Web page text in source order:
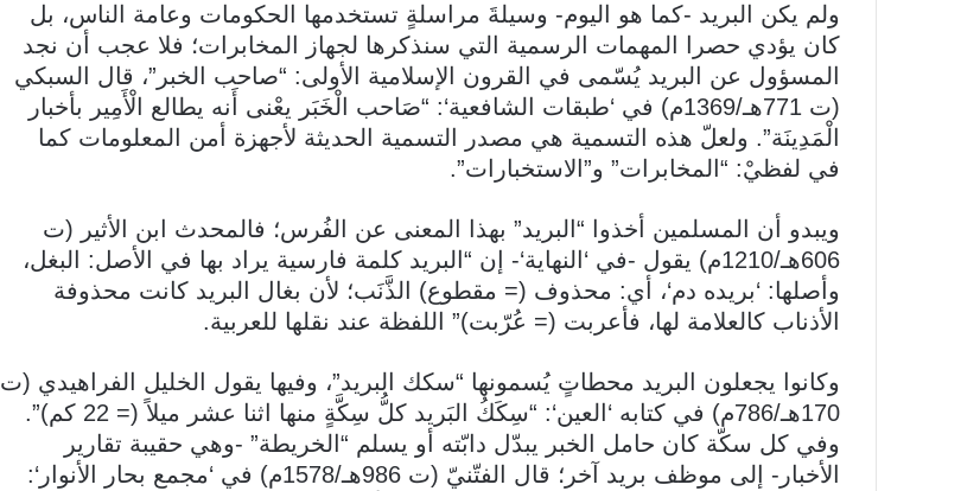
ولم يكن البريد -كما هو اليوم- وسيلةَ مراسلةٍ تستخدمها الحكومات وعامة الناس، بل
كان يؤدي حصرا المهمات الرسمية التي سنذكرها لجهاز المخابرات؛ فلا عجب أن نجد
المسؤول عن البريد يُسّمى في القرون الإسلامية الأولى: “صاحب الخبر”، قال السبكي
(ت 771هـ/1369م) في ‘طبقات الشافعية‘: “صَاحب الْخَبَر يعْنى أَنه يطالع الْأَمِير بأخبار
الْمَدِينَة”. ولعلّ هذه التسمية هي مصدر التسمية الحديثة لأجهزة أمن المعلومات كما
في لفظيْ: “المخابرات” و”الاستخبارات”.
ويبدو أن المسلمين أخذوا “البريد” بهذا المعنى عن الفُرس؛ فالمحدث ابن الأثير (ت
606هـ/1210م) يقول -في ‘النهاية‘- إن “البريد كلمة فارسية يراد بها في الأصل: البغل،
وأصلها: ‘بريده دم‘، أي: محذوف (= مقطوع) الذَّنَب؛ لأن بغال البريد كانت محذوفة
الأذناب كالعلامة لها، فأعربت (= عُرّبت)” اللفظة عند نقلها للعربية.
وكانوا يجعلون البريد محطاتٍ يُسمونها “سكك البريد”، وفيها يقول الخليل الفراهيدي (ت
170هـ/786م) في كتابه ‘العين‘: “سِكَكُ البَريد كلُّ سِكَّةٍ منها اثنا عشر ميلاً (= 22 كم)”.
وفي كل سكّة كان حامل الخبر يبدّل دابّته أو يسلم “الخريطة” -وهي حقيبة تقارير
الأخبار- إلى موظف بريد آخر؛ قال الفتّنيّ (ت 986هـ/1578م) في ‘مجمع بحار الأنوار‘: